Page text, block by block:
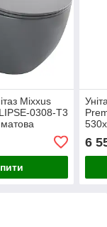
Mixxus
0308-T3
змиву
Slim
6